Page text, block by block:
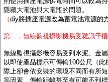
隱藏大電池與大電瓶的問題。
（diy將插座電源改為蓄電池電源的
第二，無線監視攝影機易受雜訊干擾
無線監視攝影機容易受到水泥、金
以即使產品標示可傳輸100公尺（
際上卻會依安裝的環境不同而有所
等因素，傳輸距離甚至有可能不到